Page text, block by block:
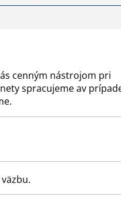
cenným nástrojom pri
spracujeme av